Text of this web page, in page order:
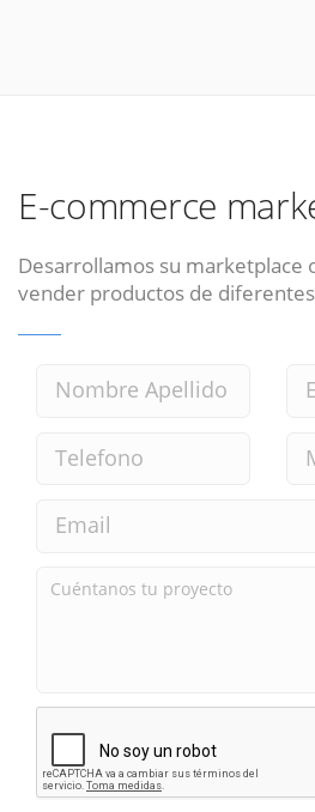
E-commerce
Desarrollamos su marketplace
vender productos de